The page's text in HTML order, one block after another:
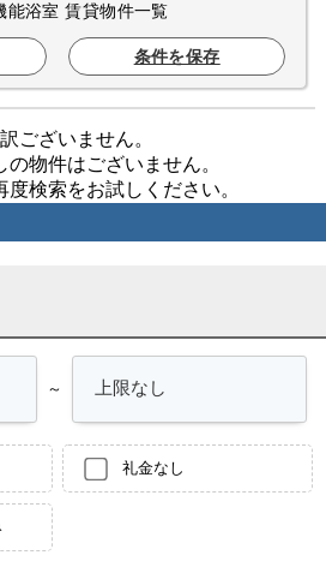
能浴室 賃貸物件一覧
条件を保存
ございません。
の物件はございません。
検索をお試しください。
～
礼金なし